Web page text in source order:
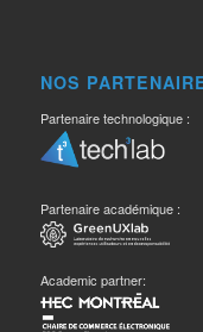
NOS
Partenaire technologique :
Partenaire académique :
Academic partner: